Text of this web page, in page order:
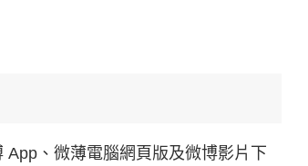
、微薄電腦網頁版及微博影片下